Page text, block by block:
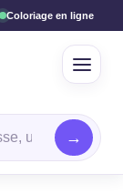
Coloriage en ligne